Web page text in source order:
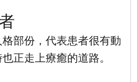
部份，代表患者很有動
正走上療癒的道路。